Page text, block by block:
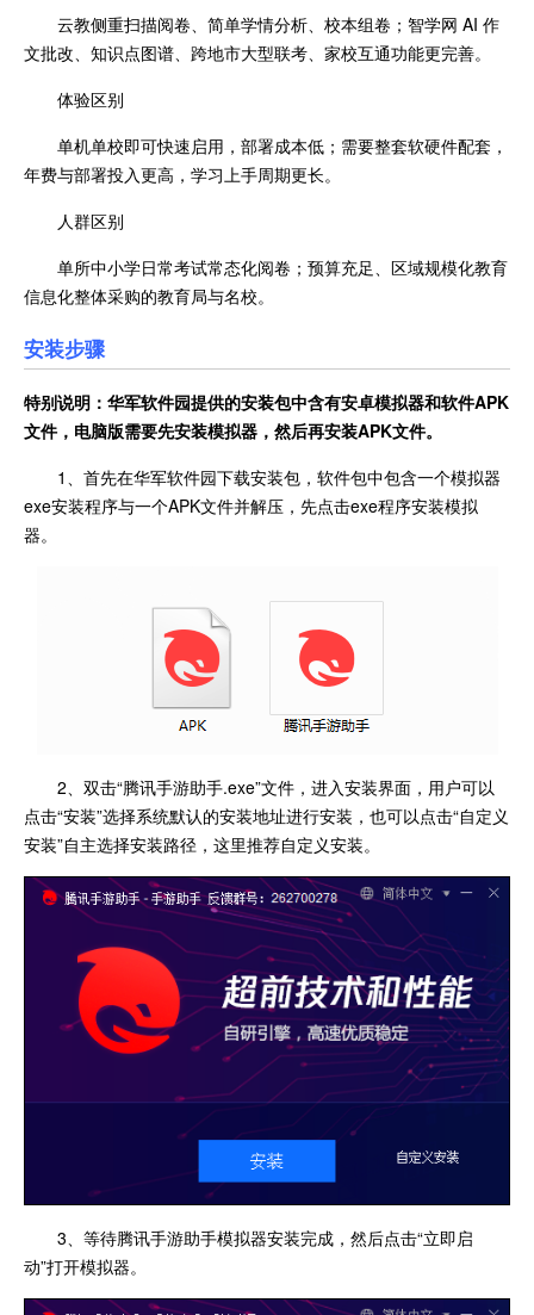
云教侧重扫描阅卷、简单学情分析、校本组卷；智学网 AI 作
文批改、知识点图谱、跨地市大型联考、家校互通功能更完善。
体验区别
单机单校即可快速启用，部署成本低；需要整套软硬件配套，
年费与部署投入更高，学习上手周期更长。
人群区别
单所中小学日常考试常态化阅卷；预算充足、区域规模化教育
信息化整体采购的教育局与名校。
安装步骤
特别说明：华军软件园提供的安装包中含有安卓模拟器和软件APK
文件，电脑版需要先安装模拟器，然后再安装APK文件。
1、首先在华军软件园下载安装包，软件包中包含一个模拟器
exe安装程序与一个APK文件并解压，先点击exe程序安装模拟
器。
2、双击“腾讯手游助手.exe”文件，进入安装界面，用户可以
点击“安装”选择系统默认的安装地址进行安装，也可以点击“自定义
安装”自主选择安装路径，这里推荐自定义安装。
3、等待腾讯手游助手模拟器安装完成，然后点击“立即启
动”打开模拟器。